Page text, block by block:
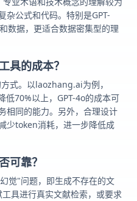
杂公式和代码。特别是GPT-
数据，更适合数据密集型的理
具的成本？
式。以laozhang.ai为例，
70%以上，GPT-4o的成本可
相同的能力。另外，合理设计
少token消耗，进一步降低成
可靠？
觉"问题，即生成不存在的文
具进行真实文献检索，或要求